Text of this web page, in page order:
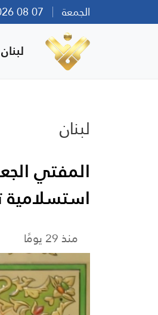
الجمعة
لبنان
لبنان
المفتي
استسلامية
منذ 29 يومًا